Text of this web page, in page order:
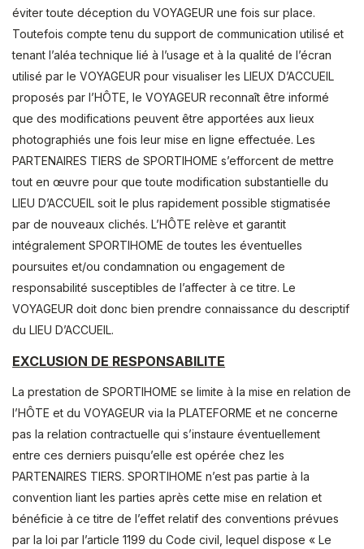
éviter toute déception du VOYAGEUR une fois sur place.
Toutefois compte tenu du support de communication utilisé et
tenant l’aléa technique lié à l’usage et à la qualité de l’écran
utilisé par le VOYAGEUR pour visualiser les LIEUX D’ACCUEIL
proposés par l’HÔTE, le VOYAGEUR reconnaît être informé
que des modifications peuvent être apportées aux lieux
photographiés une fois leur mise en ligne effectuée. Les
PARTENAIRES TIERS de SPORTIHOME s’efforcent de mettre
tout en œuvre pour que toute modification substantielle du
LIEU D’ACCUEIL soit le plus rapidement possible stigmatisée
par de nouveaux clichés. L’HÔTE relève et garantit
intégralement SPORTIHOME de toutes les éventuelles
poursuites et/ou condamnation ou engagement de
responsabilité susceptibles de l’affecter à ce titre. Le
VOYAGEUR doit donc bien prendre connaissance du descriptif
du LIEU D’ACCUEIL.
EXCLUSION DE RESPONSABILITE
La prestation de SPORTIHOME se limite à la mise en relation de
l’HÔTE et du VOYAGEUR via la PLATEFORME et ne concerne
pas la relation contractuelle qui s’instaure éventuellement
entre ces derniers puisqu’elle est opérée chez les
PARTENAIRES TIERS. SPORTIHOME n’est pas partie à la
convention liant les parties après cette mise en relation et
bénéficie à ce titre de l’effet relatif des conventions prévues
par la loi par l’article 1199 du Code civil, lequel dispose « Le